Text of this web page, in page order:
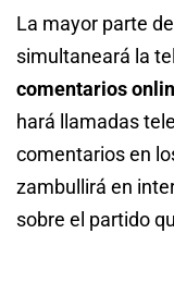
La mayor parte
simultaneará la
comentarios
hará llamadas
comentarios en
zambullirá en
sobre el partido